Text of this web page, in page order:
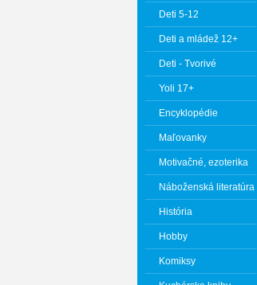
Deti 5-12
Deti a mládež 12+
Deti - Tvorivé
Yoli 17+
Encyklopédie
Maľovanky
Motivačné, ezoterika
Náboženská literatúra
História
Hobby
Komiksy